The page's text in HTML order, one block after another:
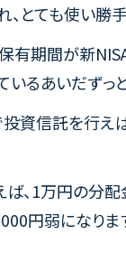
とても使い勝手
有期間が新
いるあいだずっ
資信託を行え
ば、1万円の分
円弱になりま